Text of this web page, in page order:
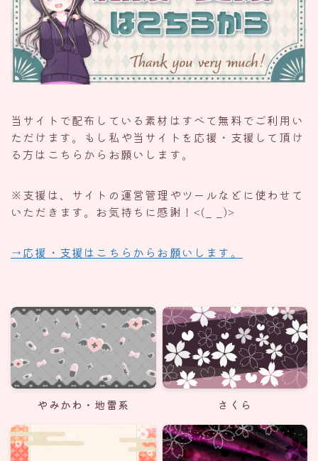
当サイトで配布している素材はすべて無料でご利用い
ただけます。もし私や当サイトを応援・支援して頂け
る方はこちらからお願いします。
※支援は、サイトの運営管理やツールなどに使わせて
いただきます。お気持ちに感謝！<(_ _)>
→応援・支援はこちらからお願いします。
やみかわ・地雷系 さくら